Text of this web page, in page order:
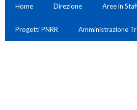
Home Direzione Aree in
Progetti PNRR Amministrazione